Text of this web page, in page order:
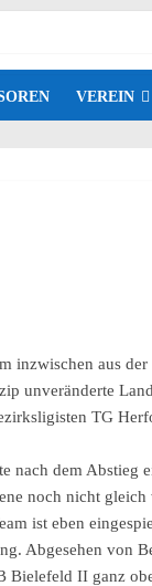
VEREIN
inzwischen aus
unveränderte
TG
nach dem
noch nicht
ist eben
Abgesehen von
Bielefeld II ganz